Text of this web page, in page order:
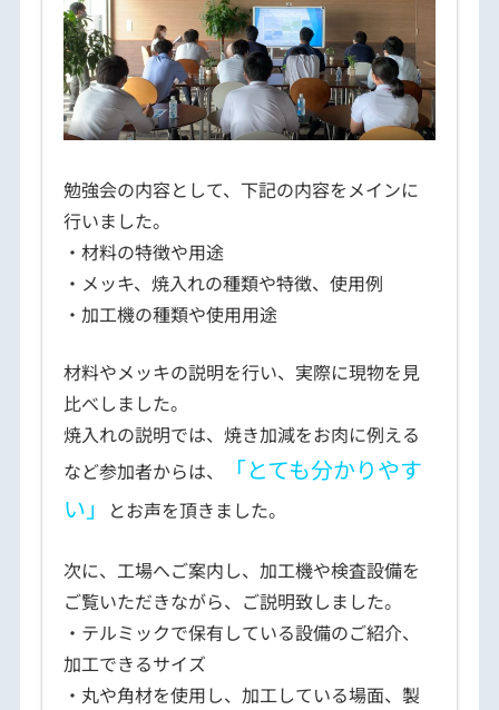
勉強会の内容として、下記の内容をメインに
行いました。
・材料の特徴や用途
・メッキ、焼入れの種類や特徴、使用例
・加工機の種類や使用用途
材料やメッキの説明を行い、実際に現物を見
比べしました。
焼入れの説明では、焼き加減をお肉に例える
など参加者からは、
「とても分かりやす
い」
とお声を頂きました。
次に、工場へご案内し、加工機や検査設備を
ご覧いただきながら、ご説明致しました。
・テルミックで保有している設備のご紹介、
加工できるサイズ
・丸や角材を使用し、加工している場面、製